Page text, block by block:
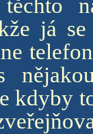
já
kdyby